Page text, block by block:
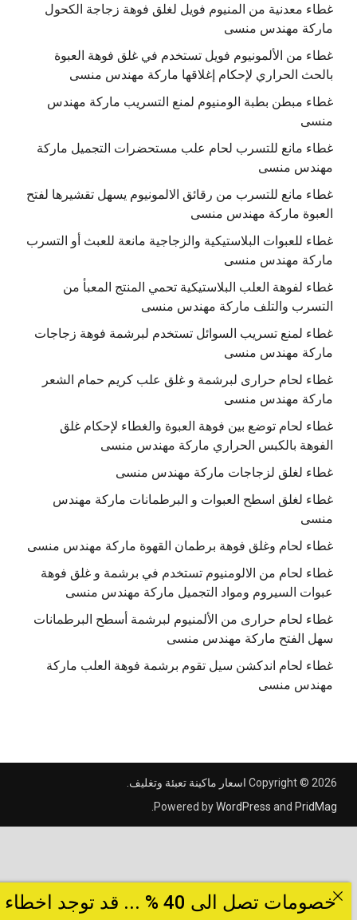
غطاء معدنية من المنيوم فويل لغلق فوهة زجاجة الكحول
ماركة مهندس منسى
غطاء من الألمونيوم فويل تستخدم في غلق فوهة العبوة
بالحث الحراري لإحكام إغلاقها ماركة مهندس منسى
غطاء مبطن بطبة الومنيوم لمنع التسريب ماركة مهندس
منسى
غطاء مانع للتسرب لحام علب مستحضرات التجميل ماركة
مهندس منسى
غطاء مانع للتسرب من رقائق الالمونيوم يسهل تقشيرها لفتح
العبوة ماركة مهندس منسى
غطاء للعبوات البلاستيكية والزجاجية مانعة للعبث أو التسرب
ماركة مهندس منسى
غطاء لفوهة العلب البلاستيكية تحمي المنتج المعبأ من
التسرب والتلف ماركة مهندس منسى
غطاء لمنع تسريب السوائل تستخدم لبرشمة فوهة زجاجات
ماركة مهندس منسى
غطاء لحام حرارى لبرشمة و غلق علب كريم حمام الشعر
ماركة مهندس منسى
غطاء لحام توضع بين فوهة العبوة والغطاء لإحكام غلق
الفوهة بالكبس الحراري ماركة مهندس منسى
غطاء لغلق لزجاجات ماركة مهندس منسى
غطاء لغلق اسطح العبوات و البرطمانات ماركة مهندس
منسى
غطاء لحام وغلق فوهة برطمان القهوة ماركة مهندس منسى
غطاء لحام من الالومنيوم تستخدم في برشمة و غلق فوهة
عبوات السيروم ومواد التجميل ماركة مهندس منسى
غطاء لحام حرارى من الألمنيوم لبرشمة أسطح البرطمانات
سهل الفتح ماركة مهندس منسى
غطاء لحام اندكشن سيل تقوم برشمة فوهة العلب ماركة
مهندس منسى
Copyright © 2026اسعار ماكينة تعبئة وتغليف
Powered byWordPressandPridMag
.
خصومات تصل الى 40 % ... قد توجد اخطاء